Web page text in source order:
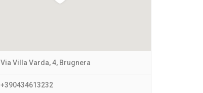
Via Villa Varda, 4, Brugnera
+390434613232